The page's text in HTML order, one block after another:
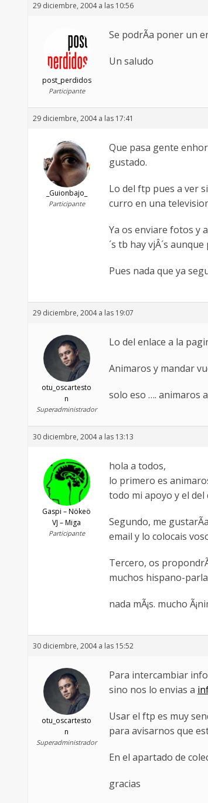
29 diciembre, 2004 a las 10:56
post_perdidos
Participante
Se podrÃ­a poner un
Un saludo
29 diciembre, 2004 a las 17:41
_Guionbajo_
Participante
Que pasa gente
gustado.
Lo del ftp pues a ver
curro en una
Ya os enviare fotos y
´s tb hay vjÂ´s
Pues nada que ya
29 diciembre, 2004 a las 19:07
otu_oscartesto
n
Superadministrador
Lo del enlace a la
Animaros y mandar
solo eso …. animaros
30 diciembre, 2004 a las 13:13
Gaspi – Nökeö
VJ – Miga
Participante
hola a todos,
lo primero es
todo mi apoyo y el
Segundo, me
email y lo colocais
Tercero, os
muchos hispano-
nada mÃ¡s. mucho
30 diciembre, 2004 a las 15:52
otu_oscartesto
n
Superadministrador
Para intercambiar
sino nos lo envias a
Usar el ftp es muy
para avisarnos que
En el apartado de
gracias